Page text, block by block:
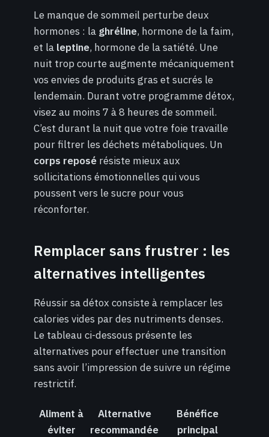
Le manque de sommeil perturbe deux
hormones : la ghréline, hormone de la faim,
et la leptine, hormone de la satiété. Une
nuit trop courte augmente mécaniquement
vos envies de produits gras et sucrés le
lendemain. Durant votre programme détox,
visez au moins 7 à 8 heures de sommeil.
C’est durant la nuit que votre foie travaille
pour filtrer les déchets métaboliques. Un
corps reposé résiste mieux aux
sollicitations émotionnelles qui vous
poussent vers le sucre pour vous
réconforter.
Remplacer sans frustrer : les
alternatives intelligentes
Réussir sa détox consiste à remplacer les
calories vides par des nutriments denses.
Le tableau ci-dessous présente les
alternatives pour effectuer une transition
sans avoir l’impression de suivre un régime
restrictif.
Aliment à
éviter
Alternative
recommandée
Bénéfice
principal